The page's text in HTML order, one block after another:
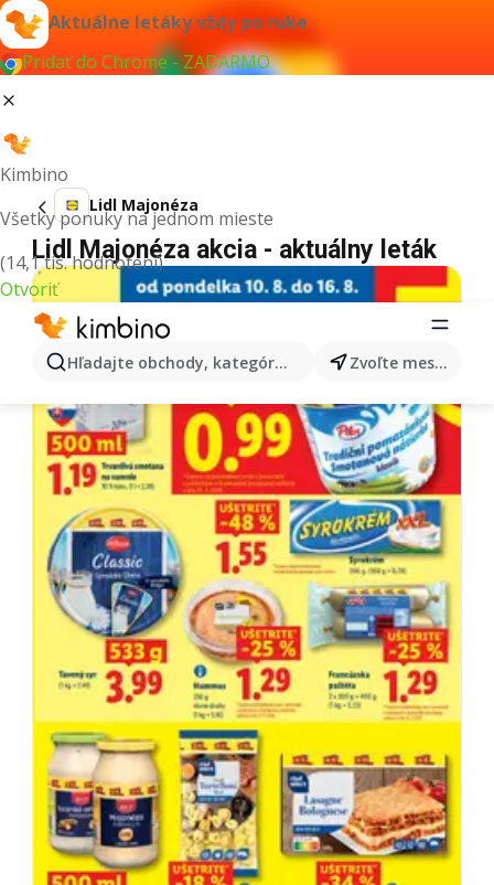
Aktuálne letáky vždy po ruke
Pridať do Chrome - ZADARMO
Kimbino
Všetky ponuky na jednom mieste
(14,1 tis. hodnotení)
Otvoriť
Hľadajte obchody, kategórie, produkty... Zvoľte mesto
Lidl Majonéza
Lidl Majonéza akcia - aktuálny leták